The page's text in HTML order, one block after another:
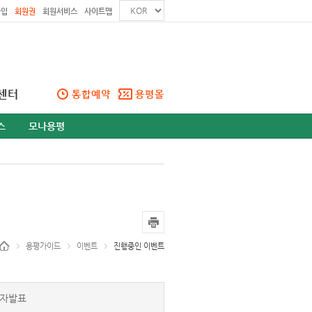
회원권 회원서비스 사이트맵
모나용평
터 통합예약 용평몰
용평가이드 이벤트 진행중인 이벤트
발표